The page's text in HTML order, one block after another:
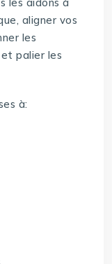
les aidons à
aligner vos
les
palier les
à: